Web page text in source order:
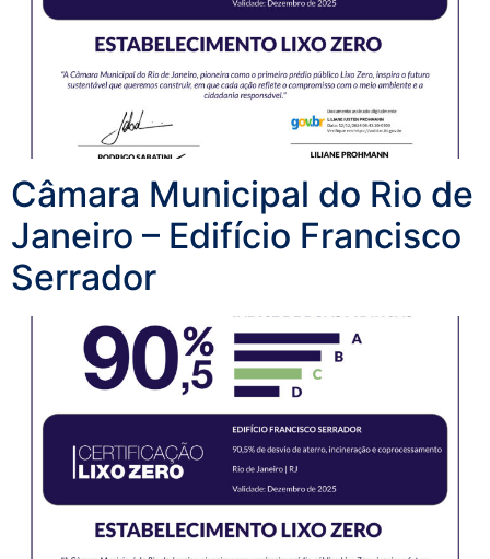
Câmara Municipal do Rio de
Janeiro – Edifício Francisco
Serrador